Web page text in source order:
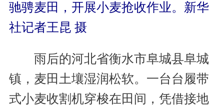
驰骋麦田，开展小麦抢收作业。新华
社记者王昆 摄
雨后的河北省衡水市阜城县阜城
镇，麦田土壤湿润松软。一台台履带
式小麦收割机穿梭在田间，凭借接地